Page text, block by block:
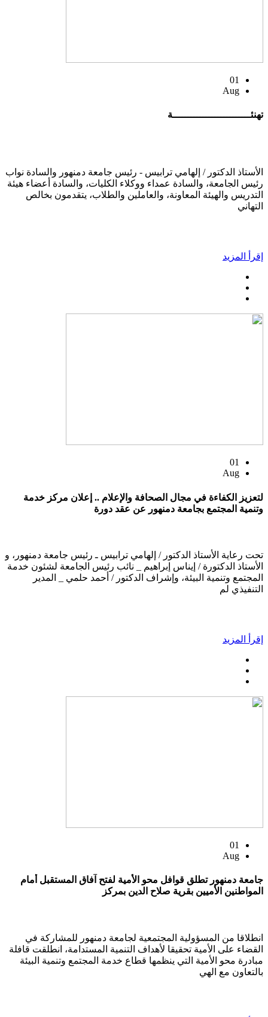
01
Aug
تهنئــــــــــــــــــــــــــة
الأستاذ الدكتور / إلهامي ترابيس - رئيس جامعة دمنهور والسادة نواب
رئيس الجامعة، والسادة عمداء ووكلاء الكليات، والسادة أعضاء هيئة
التدريس والهيئة المعاونة، والعاملين والطلاب، يتقدمون بخالص
التهاني
إقرأ المزيد
01
Aug
لتعزيز الكفاءة في مجال الصحافة والإعلام .. إعلان مركز خدمة
وتنمية المجتمع بجامعة دمنهور عن عقد دورة
تحت رعاية الأستاذ الدكتور / إلهامي ترابيس ـ رئيس جامعة دمنهور، و
الأستاذ الدكتورة / إيناس إبراهيم _ نائب رئيس الجامعة لشئون خدمة
المجتمع وتنمية البيئة، وإشراف الدكتور / أحمد حلمي _ المدير
التنفيذي لم
إقرأ المزيد
01
Aug
جامعة دمنهور تطلق قوافل محو الأمية لفتح آفاق المستقبل أمام
المواطنين الأميين بقرية صلاح الدين بمركز
انطلاقا من المسؤولية المجتمعية لجامعة دمنهور للمشاركة في
القضاء على الأمية تحقيقا لأهداف التنمية المستدامة، انطلقت قافلة
مبادرة محو الأمية التي ينظمها قطاع خدمة المجتمع وتنمية البيئة
بالتعاون مع الهي